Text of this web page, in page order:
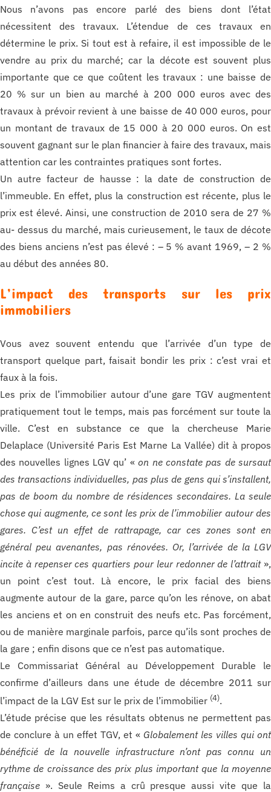
Nous n’avons pas encore parlé des biens dont l’état
nécessitent des travaux. L’étendue de ces travaux en
détermine le prix. Si tout est à refaire, il est impossible de le
vendre au prix du marché; car la décote est souvent plus
importante que ce que coûtent les travaux : une baisse de
20 % sur un bien au marché à 200 000 euros avec des
travaux à prévoir revient à une baisse de 40 000 euros, pour
un montant de travaux de 15 000 à 20 000 euros. On est
souvent gagnant sur le plan financier à faire des travaux, mais
attention car les contraintes pratiques sont fortes.
Un autre facteur de hausse : la date de construction de
l’immeuble. En effet, plus la construction est récente, plus le
prix est élevé. Ainsi, une construction de 2010 sera de 27 %
au- dessus du marché, mais curieusement, le taux de décote
des biens anciens n’est pas élevé : – 5 % avant 1969, – 2 %
au début des années 80.
L’impact des transports sur les prix
immobiliers
Vous avez souvent entendu que l’arrivée d’un type de
transport quelque part, faisait bondir les prix : c’est vrai et
faux à la fois.
Les prix de l’immobilier autour d’une gare TGV augmentent
pratiquement tout le temps, mais pas forcément sur toute la
ville. C’est en substance ce que la chercheuse Marie
Delaplace (Université Paris Est Marne La Vallée) dit à propos
des nouvelles lignes LGV qu’ «on ne constate pas de sursaut
des transactions individuelles, pas plus de gens qui s’installent,
pas de boom du nombre de résidences secondaires. La seule
chose qui augmente, ce sont les prix de l’immobilier autour des
gares. C’est un effet de rattrapage, car ces zones sont en
général peu avenantes, pas rénovées. Or, l’arrivée de la LGV
incite à repenser ces quartiers pour leur redonner de l’attrait »,
un point c’est tout. Là encore, le prix facial des biens
augmente autour de la gare, parce qu’on les rénove, on abat
les anciens et on en construit des neufs etc. Pas forcément,
ou de manière marginale parfois, parce qu’ils sont proches de
la gare ; enfin disons que ce n’est pas automatique.
Le Commissariat Général au Développement Durable le
confirme d’ailleurs dans une étude de décembre 2011 sur
l’impact de la LGV Est sur le prix de l’immobilier (4).
L’étude précise que les résultats obtenus ne permettent pas
de conclure à un effet TGV, et «Globalement les villes qui ont
bénéficié de la nouvelle infrastructure n’ont pas connu un
rythme de croissance des prix plus important que la moyenne
française ». Seule Reims a crû presque aussi vite que la